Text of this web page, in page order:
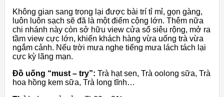
Không gian sang trọng lại được bài trí tỉ mỉ, gọn gàng,
luôn luôn sạch sẽ đã là một điểm cộng lớn. Thêm nữa
chi nhánh này còn sở hữu view cửa sổ siêu rộng, mở ra
tầm view cực lớn, khiến khách hàng vừa uống trà vừa
ngắm cảnh. Nếu trời mưa nghe tiếng mưa lách tách lại
cực kỳ lãng mạn.
Đồ uống “must – try”: Trà hạt sen, Trà oolong sữa, Trà
hoa hồng kem sữa, Trà long tĩnh…